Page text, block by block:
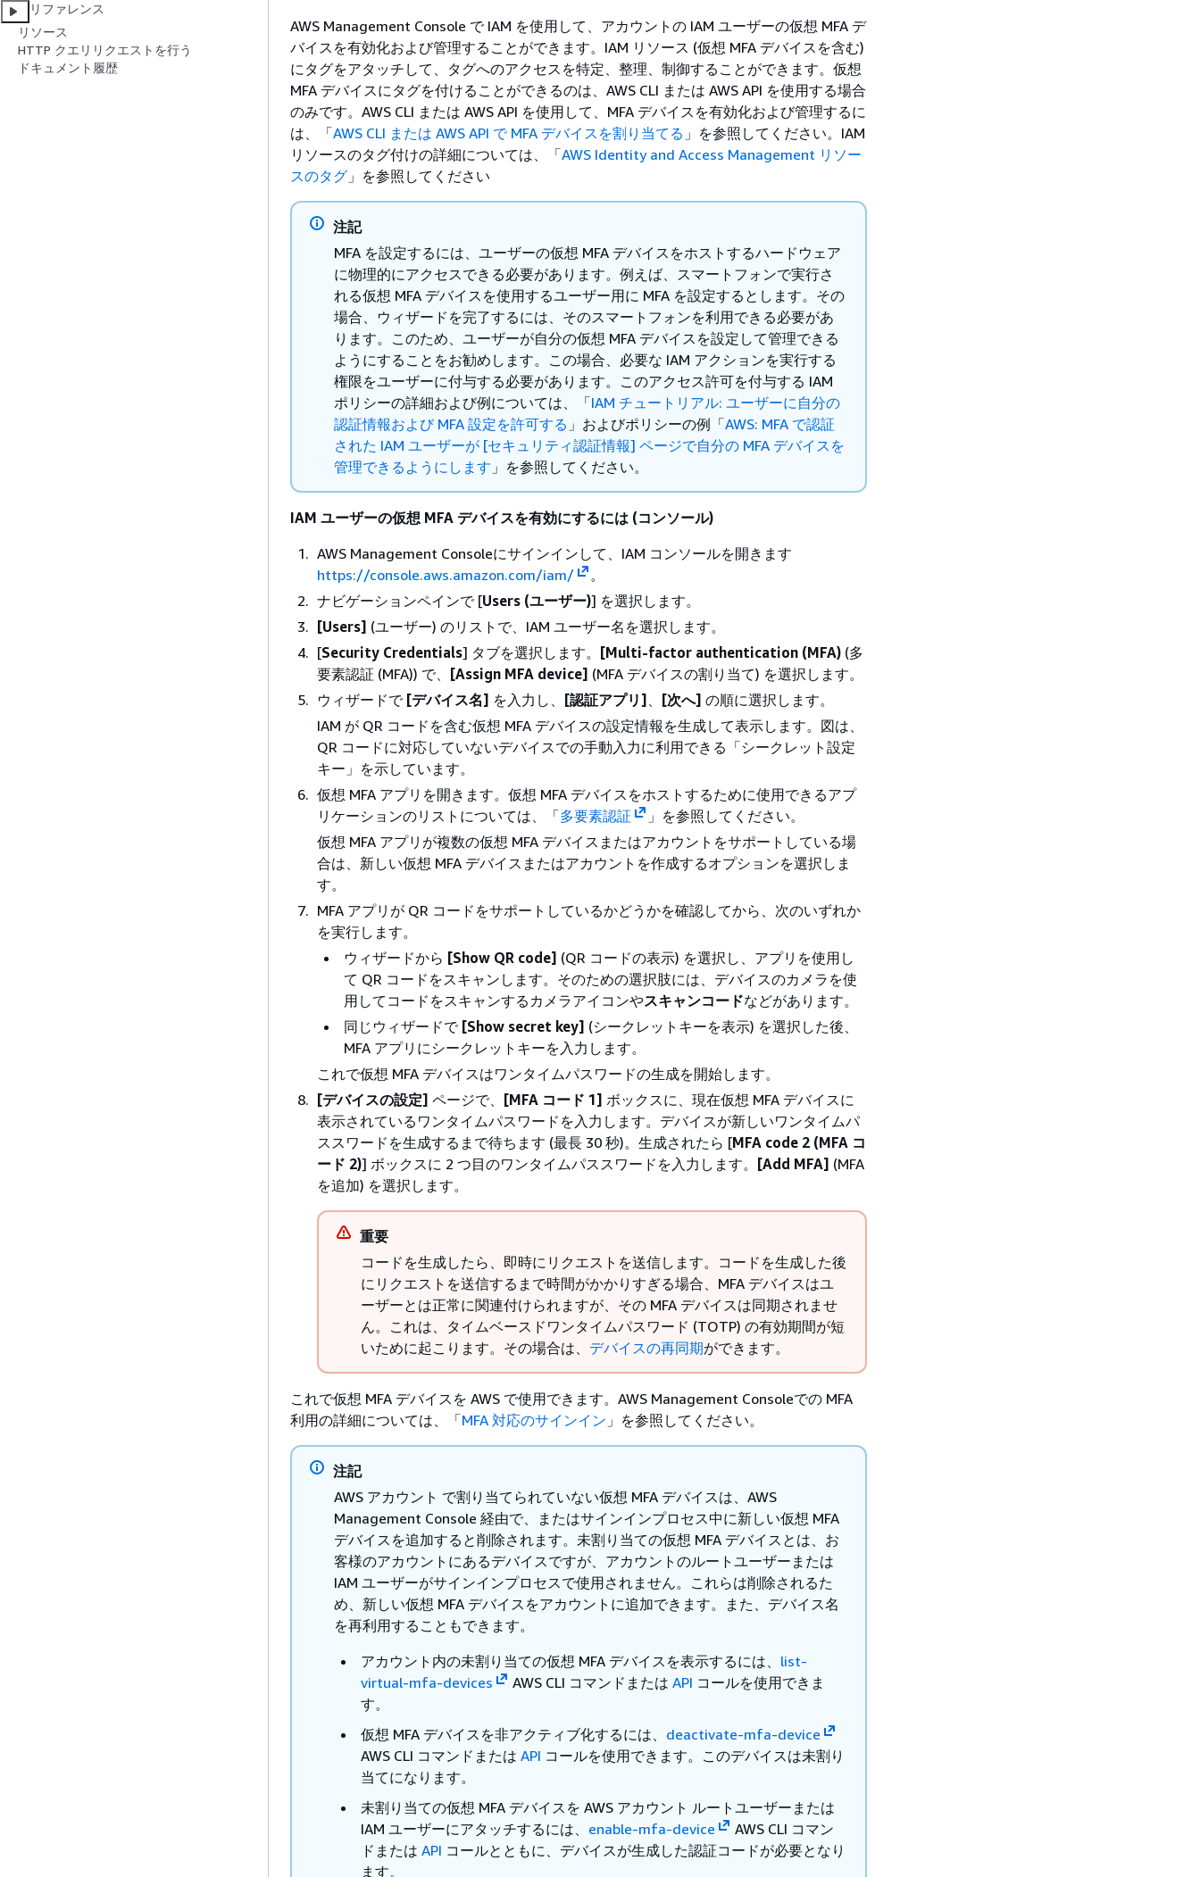
リファレンス
リソース
HTTP クエリリクエストを行う
ドキュメント履歴
AWS Management Console で IAM を使用して、アカウントの IAM ユーザーの仮想 MFA デ
バイスを有効化および管理することができます。IAM リソース (仮想 MFA デバイスを含む)
にタグをアタッチして、タグへのアクセスを特定、整理、制御することができます。仮想
MFA デバイスにタグを付けることができるのは、AWS CLI または AWS API を使用する場合
のみです。AWS CLI または AWS API を使用して、MFA デバイスを有効化および管理するに
は、「AWS CLI または AWS API で MFA デバイスを割り当てる 」を参照してください。IAM
リソースのタグ付けの詳細については、「AWS Identity and Access Management リソー
スのタグ 」を参照してください
注記
MFA を設定するには、ユーザーの仮想 MFA デバイスをホストするハードウェア
に物理的にアクセスできる必要があります。例えば、スマートフォンで実行さ
れる仮想 MFA デバイスを使用するユーザー用に MFA を設定するとします。その
場合、ウィザードを完了するには、そのスマートフォンを利用できる必要があ
ります。このため、ユーザーが自分の仮想 MFA デバイスを設定して管理できる
ようにすることをお勧めします。この場合、必要な IAM アクションを実行する
権限をユーザーに付与する必要があります。このアクセス許可を付与する IAM
ポリシーの詳細および例については、「IAM チュートリアル: ユーザーに自分の
認証情報および MFA 設定を許可する 」およびポリシーの例「AWS: MFA で認証
された IAM ユーザーが [セキュリティ認証情報] ページで自分の MFA デバイスを
管理できるようにします 」を参照してください。
IAM ユーザーの仮想 MFA デバイスを有効にするには (コンソール)
AWS Management Consoleにサインインして、IAM コンソールを開きます
https://console.aws.amazon.com/iam/
。
ナビゲーションペインで [Users (ユーザー)] を選択します。
[Users] (ユーザー) のリストで、IAM ユーザー名を選択します。
[Security Credentials] タブを選択します。 [Multi-factor authentication (MFA) (多
要素認証 (MFA)) で、
[Assign MFA device] (MFA デバイスの割り当て) を選択します。
ウィザードで [デバイス名] を入力し、 [認証アプリ] 、 [次へ] の順に選択します。
IAM が QR コードを含む仮想 MFA デバイスの設定情報を生成して表示します。図は、
QR コードに対応していないデバイスでの手動入力に利用できる「シークレット設定
キー」を示しています。
仮想 MFA アプリを開きます。仮想 MFA デバイスをホストするために使用できるアプ
リケーションのリストについては、「多要素認証
」を参照してください。
仮想 MFA アプリが複数の仮想 MFA デバイスまたはアカウントをサポートしている場
合は、新しい仮想 MFA デバイスまたはアカウントを作成するオプションを選択しま
す。
MFA アプリが QR コードをサポートしているかどうかを確認してから、次のいずれか
を実行します。
ウィザードから [Show QR code] (QR コードの表示) を選択し、アプリを使用し
て QR コードをスキャンします。そのための選択肢には、デバイスのカメラを使
用してコードをスキャンするカメラアイコンやスキャンコードなどがあります。
同じウィザードで [Show secret key] (シークレットキーを表示) を選択した後、
MFA アプリにシークレットキーを入力します。
これで仮想 MFA デバイスはワンタイムパスワードの生成を開始します。
[デバイスの設定] ページで、 [MFA コード 1] ボックスに、現在仮想 MFA デバイスに
表示されているワンタイムパスワードを入力します。デバイスが新しいワンタイムパ
ススワードを生成するまで待ちます (最長 30 秒)。生成されたら [MFA code 2 (MFA コ
ード 2)] ボックスに 2 つ目のワンタイムパススワードを入力します。 [Add MFA] (MFA
を追加) を選択します。
重要
コードを生成したら、即時にリクエストを送信します。コードを生成した後
にリクエストを送信するまで時間がかかりすぎる場合、MFA デバイスはユ
ーザーとは正常に関連付けられますが、その MFA デバイスは同期されませ
ん。これは、タイムベースドワンタイムパスワード (TOTP) の有効期間が短
いために起こります。その場合は、 デバイスの再同期ができます。
これで仮想 MFA デバイスを AWS で使用できます。AWS Management Consoleでの MFA
利用の詳細については、「MFA 対応のサインイン 」を参照してください。
注記
AWS アカウント で割り当てられていない仮想 MFA デバイスは、AWS
Management Console 経由で、またはサインインプロセス中に新しい仮想 MFA
デバイスを追加すると削除されます。未割り当ての仮想 MFA デバイスとは、お
客様のアカウントにあるデバイスですが、アカウントのルートユーザーまたは
IAM ユーザーがサインインプロセスで使用されません。これらは削除されるた
め、新しい仮想 MFA デバイスをアカウントに追加できます。また、デバイス名
を再利用することもできます。
アカウント内の未割り当ての仮想 MFA デバイスを表示するには、 list-
virtual-mfa-devices
AWS CLI コマンドまたは API コールを使用できま
す。
仮想 MFA デバイスを非アクティブ化するには、 deactivate-mfa-device
AWS CLI コマンドまたは API コールを使用できます。このデバイスは未割り
当てになります。
未割り当ての仮想 MFA デバイスを AWS アカウント ルートユーザーまたは
IAM ユーザーにアタッチするには、 enable-mfa-device
AWS CLI コマン
ドまたは API コールとともに、デバイスが生成した認証コードが必要となり
ます。